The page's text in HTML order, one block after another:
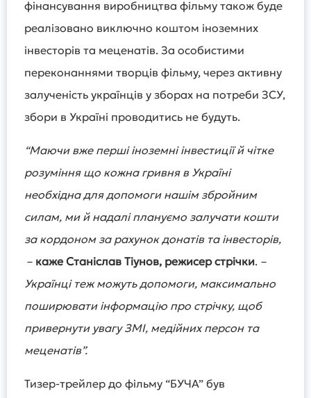
фінансування виробництва фільму також буде
реалізовано виключно коштом іноземних
інвесторів та меценатів. За особистими
переконаннями творців фільму, через активну
залученість українців у зборах на потреби ЗСУ,
збори в Україні проводитись не будуть.
“Маючи вже перші іноземні інвестиції й чітке
розуміння що кожна гривня в Україні
необхідна для допомоги нашім збройним
силам, ми й надалі плануємо залучати кошти
за кордоном за рахунок донатів та інвесторів,
– каже Станіслав Тіунов, режисер стрічки. –
Українці теж можуть допомоги, максимально
поширювати інформацію про стрічку, щоб
привернути увагу ЗМІ, медійних персон та
меценатів”.
Тизер-трейлер до фільму “БУЧА” був